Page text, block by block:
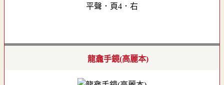
平聲．頁4．右
龍龕手鏡(高麗本)